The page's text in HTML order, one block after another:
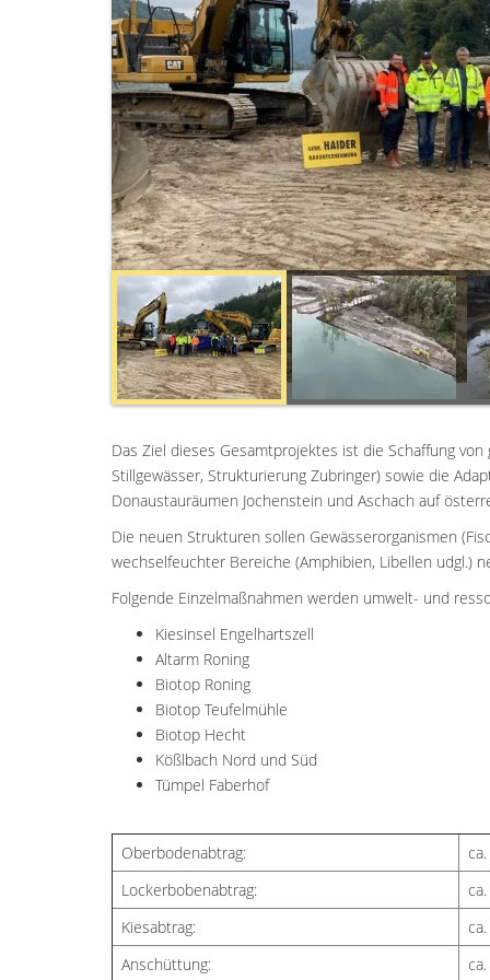
Das Ziel dieses Gesamtprojektes ist die Schaffung
Stillgewässer, Strukturierung Zubringer) sowie die
Donaustauräumen Jochenstein und Aschach auf
Die neuen Strukturen sollen Gewässerorganismen
wechselfeuchter Bereiche (Amphibien, Libellen udgl.)
Folgende Einzelmaßnahmen werden umwelt- und
Kiesinsel Engelhartszell
Altarm Roning
Biotop Roning
Biotop Teufelmühle
Biotop Hecht
Kößlbach Nord und Süd
Tümpel Faberhof
Oberbodenabtrag:
Lockerbobenabtrag:
Kiesabtrag:
Anschüttung: